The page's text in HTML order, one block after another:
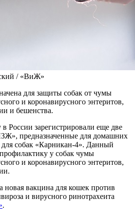
/ «ВиЖ»
для защиты собак от чумы
и коронавирусного энтеритов,
и бешенства.
России зарегистрировали еще две
предназначенные для домашних
собак «Карникан-4». Данный
у собак чумы
и коронавирусного энтеритов,
новая вакцина для кошек против
и вирусного ринотрахеита
.